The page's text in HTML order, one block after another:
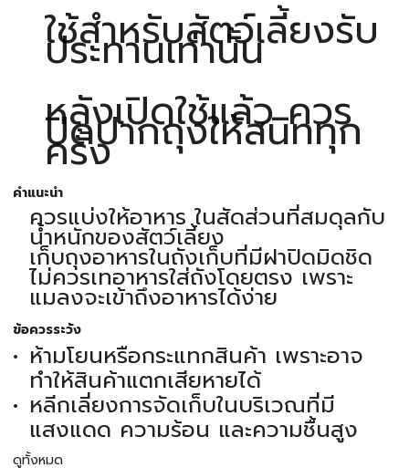
ใช้สำหรับสัตว์เลี้ยงรับ
ประทานเท่านั้น
หลังเปิดใช้แล้ว ควร
ปิดปากถุงให้สนิททุก
ครั้ง
คำแนะนำ
ควรแบ่งให้อาหาร ในสัดส่วนที่สมดุลกับ
น้ำหนักของสัตว์เลี้ยง
เก็บถุงอาหารในถังเก็บที่มีฝาปิดมิดชิด
ไม่ควรเทอาหารใส่ถังโดยตรง เพราะ
แมลงจะเข้าถึงอาหารได้ง่าย
ข้อควรระวัง
ห้ามโยนหรือกระแทกสินค้า เพราะอาจ
ทำให้สินค้าแตกเสียหายได้
หลีกเลี่ยงการจัดเก็บในบริเวณที่มี
แสงแดด ความร้อน และความชื้นสูง
ดูทั้งหมด